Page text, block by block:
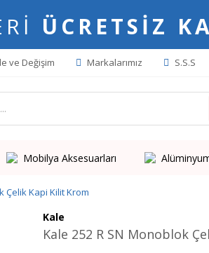
ÜCRETSİZ
ve Değişim Markalarımız S.S.S
Mobilya Aksesuarları
Çelik Kapi Kilit Krom
Kale
Kale 252 R SN Monoblok